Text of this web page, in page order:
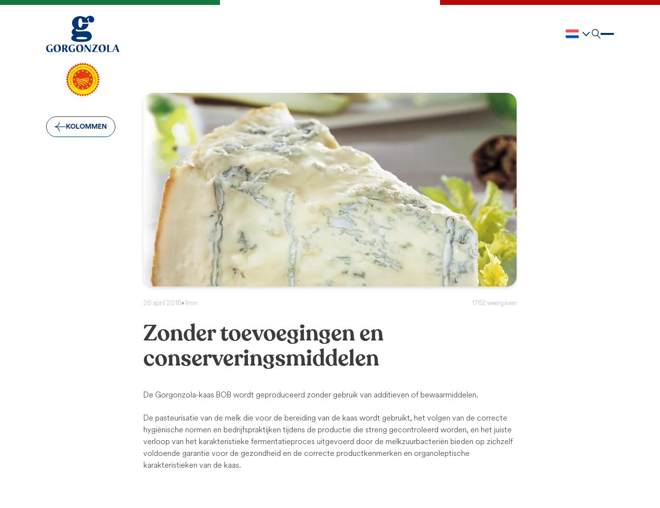
KOLOMMEN
26 april 2016•1min 1762 weergaven
Zonder toevoegingen en
conserveringsmiddelen
De Gorgonzola-kaas BOB wordt geproduceerd zonder gebruik van additieven of bewaarmiddelen.
De pasteurisatie van de melk die voor de bereiding van de kaas wordt gebruikt, het volgen van de correcte
hygiënische normen en bedrijfspraktijken tijdens de productie die streng gecontroleerd worden, en het juiste
verloop van het karakteristieke fermentatieproces uitgevoerd door de melkzuurbacteriën bieden op zichzelf
voldoende garantie voor de gezondheid en de correcte productkenmerken en organoleptische
karakteristieken van de kaas.